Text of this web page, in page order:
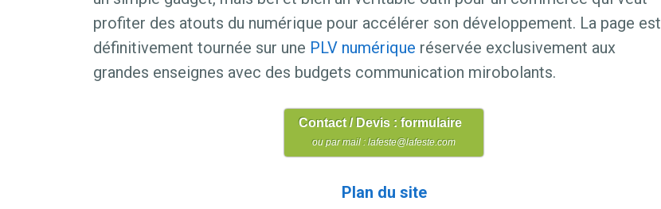
profiter des atouts du numérique pour accélérer son développement. La page est
définitivement tournée sur une PLV numérique réservée exclusivement aux
grandes enseignes avec des budgets communication mirobolants.
Contact / Devis : formulaire
ou par mail : lafeste@lafeste.com
Plan du site